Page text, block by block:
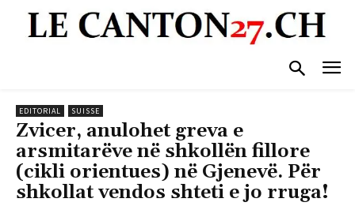
EDITORIAL SUISSE
Zvicer, anulohet greva e
arsmitarëve në shkollën fillore
(cikli orientues) në Gjenevë. Për
shkollat vendos shteti e jo rruga!